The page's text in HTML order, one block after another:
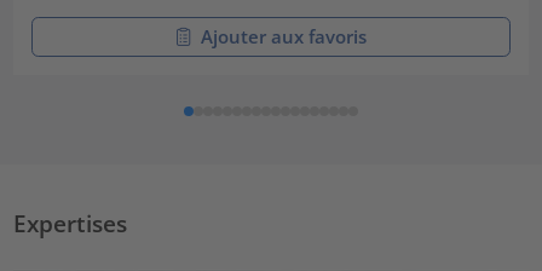
Ajouter aux favoris
Expertises